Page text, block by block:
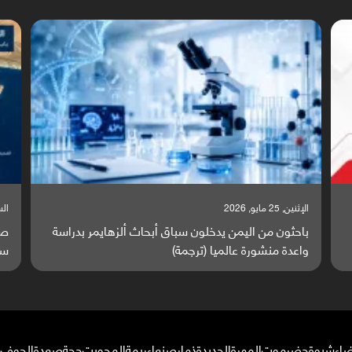
السبت, 23 مايو, 2026
صراع دولي يتصاعد قرب اليمن والبحر الأحمر يتحول إلى
ساحة مواجهة عالمية (ترجمة)